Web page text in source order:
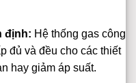
định: Hệ thống gas công
đủ và đều cho các thiết
hay giảm áp suất.